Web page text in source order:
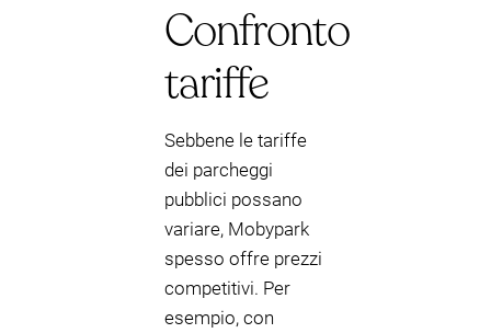
Confronto
tariffe
Sebbene le tariffe
dei parcheggi
pubblici possano
variare, Mobypark
spesso offre prezzi
competitivi. Per
esempio, con